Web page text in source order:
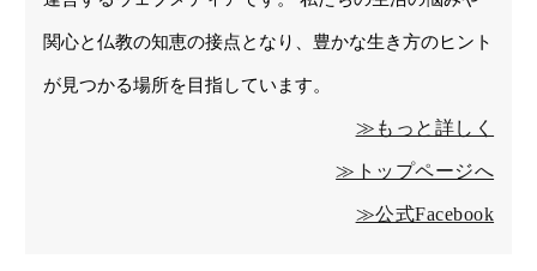
関心と仏教の知恵の接点となり、豊かな生き方のヒント
が見つかる場所を目指しています。
≫もっと詳しく
≫トップページへ
≫公式Facebook